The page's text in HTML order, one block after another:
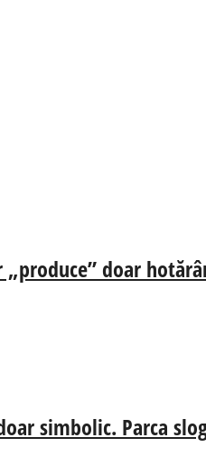
doar
simbolic. Parca